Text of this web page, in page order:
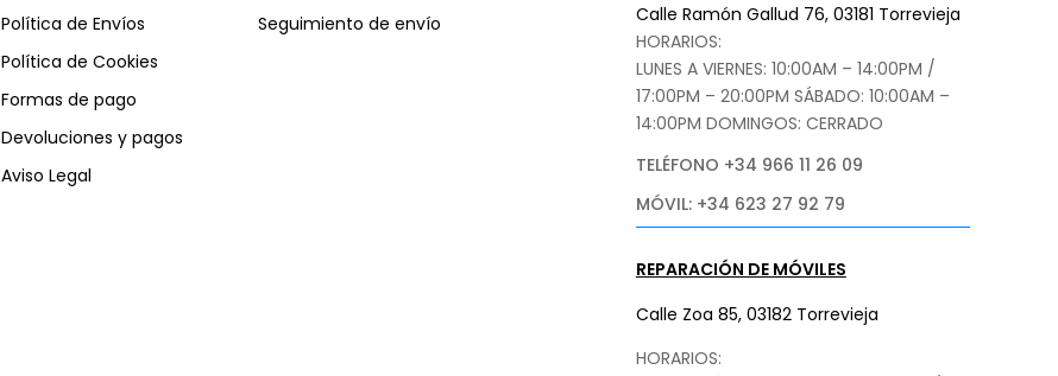
Política de Envíos
Política de Cookies
Formas de pago
Devoluciones y pagos
Aviso Legal
Seguimiento de envío
Calle Ramón Gallud 76, 03181 Torrevieja
HORARIOS:
LUNES A VIERNES: 10:00AM – 14:00PM /
17:00PM – 20:00PM SÁBADO: 10:00AM –
14:00PM DOMINGOS: CERRADO
TELÉFONO +34 966 11 26 09
MÓVIL: +34 623 27 92 79
REPARACIÓN DE MÓVILES
Calle Zoa 85, 03182 Torrevieja
HORARIOS: